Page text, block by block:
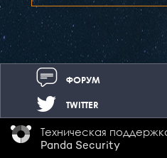
TWITTER
ФОРУМ
Техническая
Panda Security